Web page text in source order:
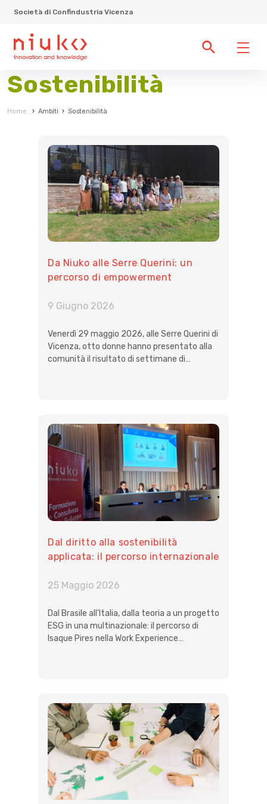
Società di Confindustria Vicenza
Sostenibilità
Home › Ambiti › Sostenibilità
Da Niuko alle Serre Querini: un
percorso di empowerment
9 Giugno 2026
Venerdì 29 maggio 2026, alle Serre Querini di
Vicenza, otto donne hanno presentato alla
comunità il risultato di settimane di…
Dal diritto alla sostenibilità
applicata: il percorso internazionale
Experience di Niuko
25 Maggio 2026
Dal Brasile all'Italia, dalla teoria a un progetto
ESG in una multinazionale: il percorso di
Isaque Pires nella Work Experience…